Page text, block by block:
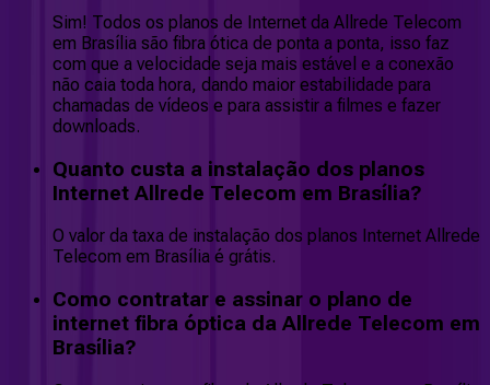
Sim! Todos os planos de Internet da Allrede Telecom
em Brasília são fibra ótica de ponta a ponta, isso faz
com que a velocidade seja mais estável e a conexão
não caia toda hora, dando maior estabilidade para
chamadas de vídeos e para assistir a filmes e fazer
downloads.
Quanto custa a instalação dos planos
Internet Allrede Telecom em Brasília?
O valor da taxa de instalação dos planos Internet Allrede
Telecom em Brasília é grátis.
Como contratar e assinar o plano de
internet fibra óptica da Allrede Telecom em
Brasília?